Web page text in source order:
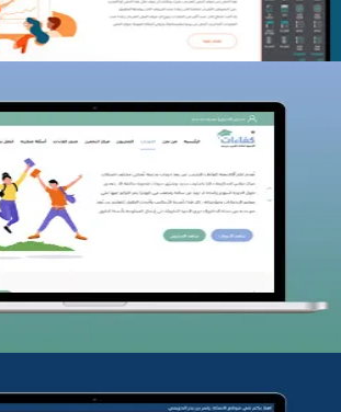
كفاءات للتدريب
التفاصيل